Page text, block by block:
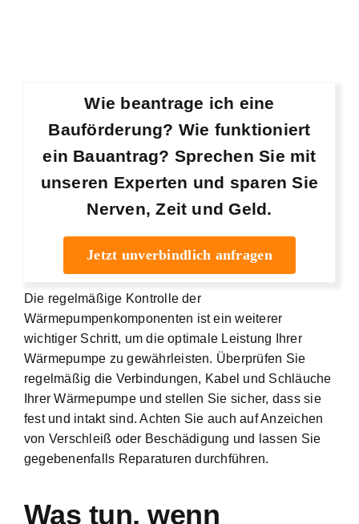
Wie beantrage ich eine
Bauförderung? Wie funktioniert
ein Bauantrag? Sprechen Sie mit
unseren Experten und sparen Sie
Nerven, Zeit und Geld.
Jetzt unverbindlich anfragen
Die regelmäßige Kontrolle der
Wärmepumpenkomponenten ist ein weiterer
wichtiger Schritt, um die optimale Leistung Ihrer
Wärmepumpe zu gewährleisten. Überprüfen Sie
regelmäßig die Verbindungen, Kabel und Schläuche
Ihrer Wärmepumpe und stellen Sie sicher, dass sie
fest und intakt sind. Achten Sie auch auf Anzeichen
von Verschleiß oder Beschädigung und lassen Sie
gegebenenfalls Reparaturen durchführen.
Was tun, wenn